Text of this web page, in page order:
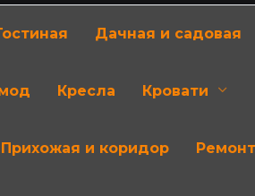
Дачная и садовая
Кресла Кровати
Прихожая и коридор